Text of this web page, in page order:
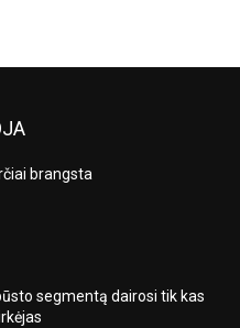
brangsta
segmentą dairosi tik kas